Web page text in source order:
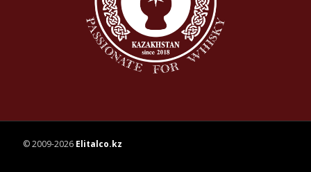
© 2009-2026 Elitalco.kz